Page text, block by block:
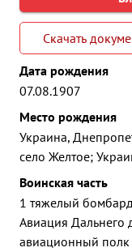
Скачать
Дата рождения
07.08.1907
Место рождения
Украина,
село Желтое;
Воинская часть
1 тяжелый
Авиация Дальнего
авиационный полк